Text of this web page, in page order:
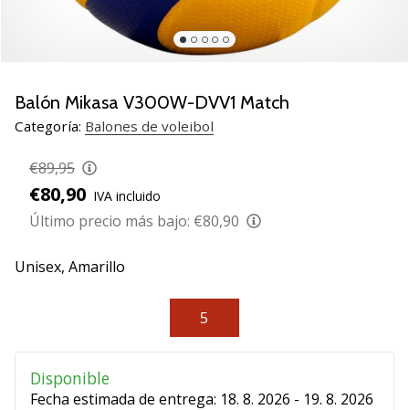
Navidad
jugadores
voleibol:
¡Nuestros
consejos
ayudarán
a
perfecto!
Encuentra…
Balón Mikasa V300W-DVV1 Match
Categoría: Balones de voleibol
€89,95
€80,90 IVA incluido
Último precio más bajo: €80,90
Unisex, Amarillo
5
Disponible
Fecha estimada de entrega: 18. 8. 2026 - 19. 8. 2026